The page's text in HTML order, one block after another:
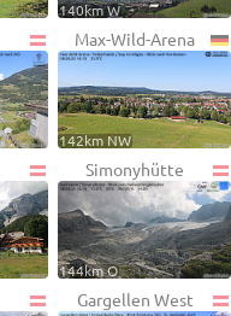
140km W
Max-Wild-Arena
142km NW
Simonyhütte
144km O
Gargellen West